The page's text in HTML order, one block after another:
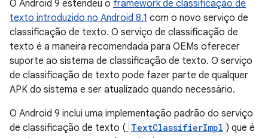
O Android 9 estendeu o framework de classificação de
texto introduzido no Android 8.1 com o novo serviço de
classificação de texto. O serviço de classificação de
texto é a maneira recomendada para OEMs oferecer
suporte ao sistema de classificação de texto. O serviço
de classificação de texto pode fazer parte de qualquer
APK do sistema e ser atualizado quando necessário.
O Android 9 inclui uma implementação padrão do serviço
de classificação de texto ( TextClassifierImpl ) que é